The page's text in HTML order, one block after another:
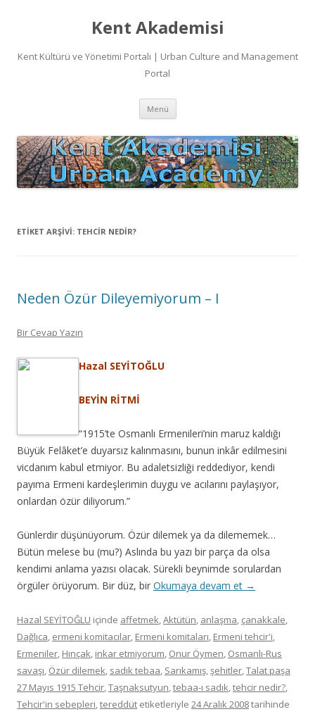
Kent Akademisi
Kent Kültürü ve Yönetimi Portalı | Urban Culture and Management
Portal
Menü İçeriğe
ETIKET ARŞIVI: TEHCIR NEDIR?
Neden Özür Dileyemiyorum – I
Bir Cevap Yazın
Hazal SEYİTOĞLU
BEYİN RİTMİ
“1915’te Osmanlı Ermenileri’nin maruz kaldığı
Büyük Felâket’e duyarsız kalınmasını, bunun inkâr edilmesini
vicdanım kabul etmiyor. Bu adaletsizliği reddediyor, kendi
payıma Ermeni kardeşlerimin duygu ve acılarını paylaşıyor,
onlardan özür diliyorum.”
Günlerdir düşünüyorum. Özür dilemek ya da dilememek…
Bütün melese bu (mu?) Aslında bu yazı bir parça da olsa
kendimi anlama yazısı olacak. Sürekli beynimde sorulardan
örgüler örüyorum. Bir düz, bir Okumaya devam et →
Hazal SEYİTOĞLU içinde affetmek,Aktütün, anlaşma, çanakkale,
Dağlıca, ermeni komitacılar, Ermeni komitaları, Ermeni tehcir'i,
Ermeniler, Hınçak, inkar etmiyorum, Onur Öymen, Osmanlı-Rus
savaşı, Özür dilemek, sadık tebaa, Sarıkamış,şehitler,Talat paşa
27 Mayıs 1915 Tehcir,Taşnaksutyun,tebaa-ı sadık,tehcir nedir?,
Tehcir'in sebepleri,tereddüt etiketleriyle 24 Aralık 2008tarihinde